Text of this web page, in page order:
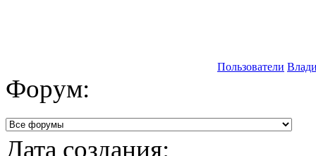
Пользователи
Форум:
Дата создания: